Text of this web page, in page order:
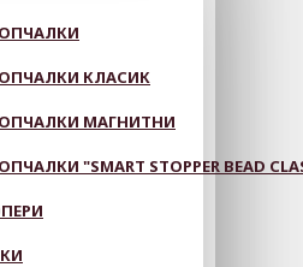
КЛАСИК
МАГНИТНИ
"SMART STOPPER BEAD